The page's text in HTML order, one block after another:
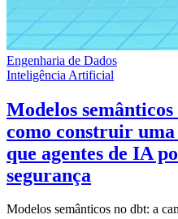
Engenharia de Dados
Inteligência Artificial
Modelos
como construir
que agentes de IA
segurança
Modelos semânticos no dbt: a